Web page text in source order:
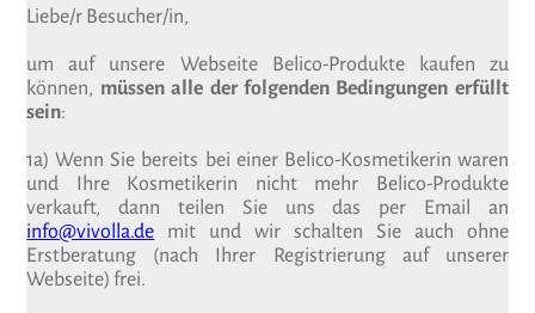
Liebe/r Besucher/in,
um auf unsere Webseite Belico-Produkte kaufen zu
können, müssen alle der folgenden Bedingungen erfüllt
sein:
1a) Wenn Sie bereits bei einer Belico-Kosmetikerin waren
und Ihre Kosmetikerin nicht mehr Belico-Produkte
verkauft, dann teilen Sie uns das per Email an
info@vivolla.de mit und wir schalten Sie auch ohne
Erstberatung (nach Ihrer Registrierung auf unserer
Webseite) frei.